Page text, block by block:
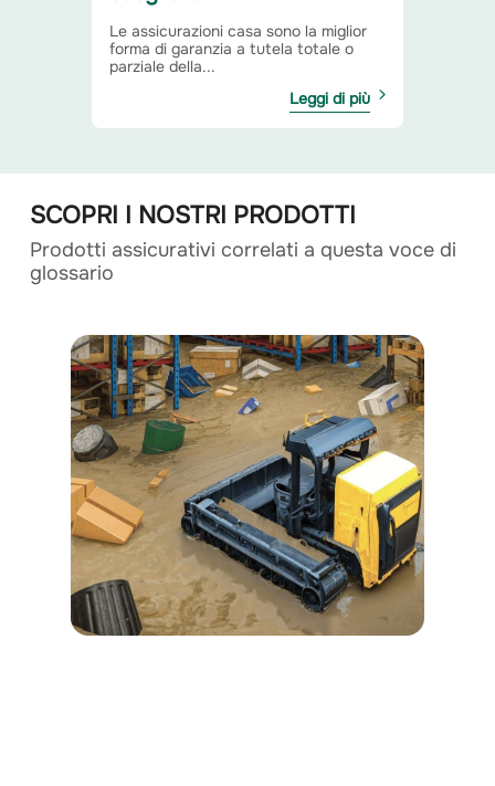
Le assicurazioni casa sono la miglior
forma di garanzia a tutela totale o
parziale della...
Leggi di più
SCOPRI I NOSTRI PRODOTTI
Prodotti assicurativi correlati a questa voce di
glossario